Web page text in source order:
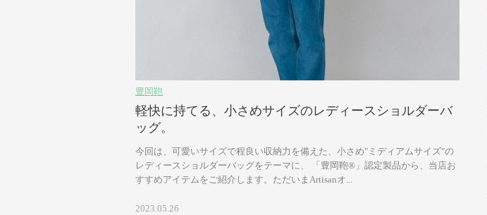
豊岡鞄
軽快に持てる、小さめサイズのレディースショルダーバ
ッグ。
今回は、可愛いサイズで程良い収納力を備えた、小さめ"ミディアムサイズ"の
レディースショルダーバッグをテーマに、 「豊岡鞄®」認定製品から、当店お
すすめアイテムをご紹介します。ただいまArtisanオ...
2023.05.26